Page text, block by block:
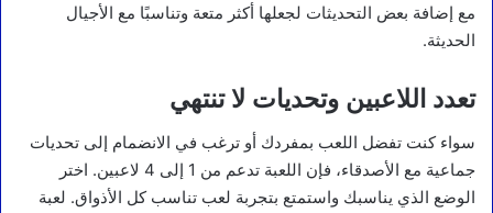
مع إضافة بعض التحديثات لجعلها أكثر متعة وتناسبًا مع الأجيال
الحديثة.
تعدد اللاعبين وتحديات لا تنتهي
سواء كنت تفضل اللعب بمفردك أو ترغب في الانضمام إلى تحديات
جماعية مع الأصدقاء، فإن اللعبة تدعم من 1 إلى 4 لاعبين. اختر
الوضع الذي يناسبك واستمتع بتجربة لعب تناسب كل الأذواق. لعبة